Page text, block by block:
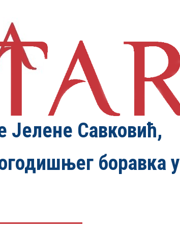
Јелене Савковић,
боравка у